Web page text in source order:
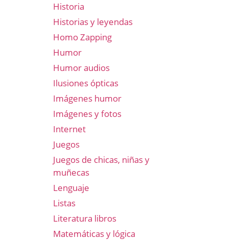
Historia
Historias y leyendas
Homo Zapping
Humor
Humor audios
Ilusiones ópticas
Imágenes humor
Imágenes y fotos
Internet
Juegos
Juegos de chicas, niñas y
muñecas
Lenguaje
Listas
Literatura libros
Matemáticas y lógica